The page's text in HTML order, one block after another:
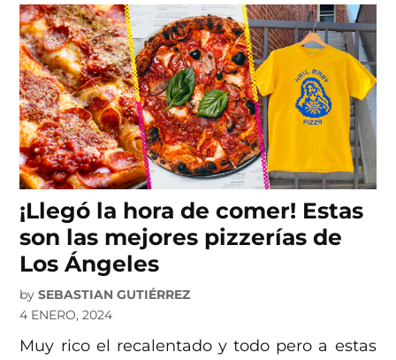
¡Llegó la hora de comer! Estas
son las mejores pizzerías de
Los Ángeles
by SEBASTIAN GUTIÉRREZ
4 ENERO, 2024
Muy rico el recalentado y todo pero a estas